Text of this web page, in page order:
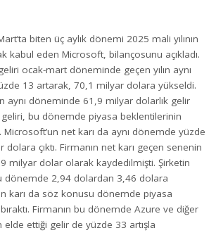
biten üç aylık dönemi 2025 mali yılının
kabul eden Microsoft, bilançosunu açıkladı.
ocak-mart döneminde geçen yılın aynı
13 artarak, 70,1 milyar dolara yükseldi.
aynı döneminde 61,9 milyar dolarlık gelir
bu dönemde piyasa beklentilerinin
net karı da aynı dönemde yüzde
dolara çıktı. Firmanın net karı geçen senenin
milyar dolar olarak kaydedilmişti. Şirketin
dönemde 2,94 dolardan 3,46 dolara
karı da söz konusu dönemde piyasa
Firmanın bu dönemde Azure ve diğer
ettiği gelir de yüzde 33 artışla